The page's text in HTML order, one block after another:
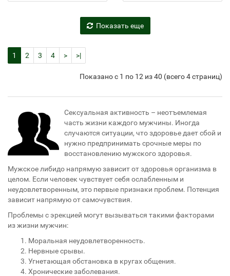
Показать еще
1 2 3 4 > >|
Показано с 1 по 12 из 40 (всего 4 страниц)
Сексуальная активность – неотъемлемая
часть жизни каждого мужчины. Иногда
случаются ситуации, что здоровье дает сбой и
нужно предпринимать срочные меры по
восстановлению мужского здоровья.
Мужское либидо напрямую зависит от здоровья организма в
целом. Если человек чувствует себя ослабленным и
неудовлетворенным, это первые признаки проблем. Потенция
зависит напрямую от самочувствия.
Проблемы с эрекцией могут вызываться такими факторами
из жизни мужчин:
Моральная неудовлетворенность.
Нервные срывы.
Угнетающая обстановка в кругах общения.
Хронические заболевания.